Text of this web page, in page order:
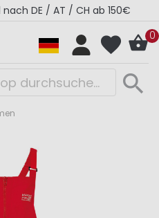
DE / AT / CH ab 150€
0